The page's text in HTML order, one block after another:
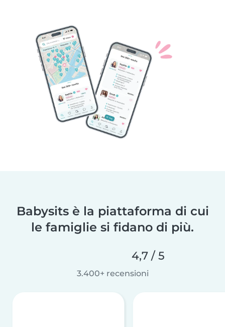
Babysits è la piattaforma di cui
le famiglie si fidano di più.
4,7 / 5
3.400+ recensioni